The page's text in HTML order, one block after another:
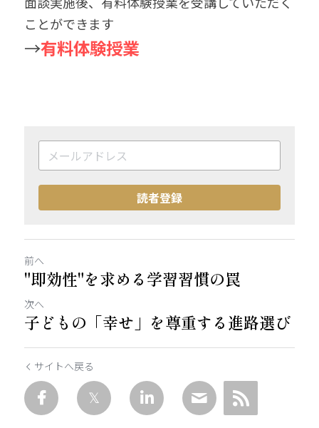
ことができます
→有料体験授業
読者登録
前へ
"即効性"を求める学習習慣の罠
次へ
子どもの「幸せ」を尊重する進路選び
サイトへ戻る